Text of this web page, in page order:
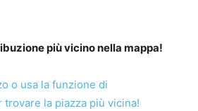
più vicino nella mappa!
o usa la funzione di
la piazza più vicina!